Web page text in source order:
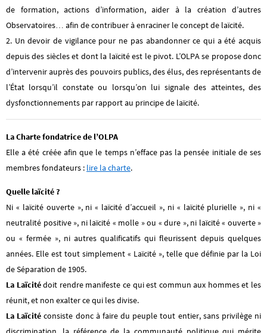
de formation, actions d’information, aider à la création d’autres
Observatoires… afin de contribuer à enraciner le concept de laïcité.
2. Un devoir de vigilance pour ne pas abandonner ce qui a été acquis
depuis des siècles et dont la laïcité est le pivot. L’OLPA se propose donc
d’intervenir auprès des pouvoirs publics, des élus, des représentants de
l’État lorsqu’il constate ou lorsqu’on lui signale des atteintes, des
dysfonctionnements par rapport au principe de laïcité.
La Charte fondatrice de l’OLPA
Elle a été créée afin que le temps n’efface pas la pensée initiale de ses
membres fondateurs : lire la charte.
Quelle laïcité ?
Ni « laïcité ouverte », ni « laïcité d’accueil », ni « laïcité plurielle », ni «
neutralité positive », ni laïcité « molle » ou « dure », ni laïcité « ouverte »
ou « fermée », ni autres qualificatifs qui fleurissent depuis quelques
années. Elle est tout simplement « Laïcité », telle que définie par la Loi
de Séparation de 1905.
La Laïcitédoit rendre manifeste ce qui est commun aux hommes et les
réunit, et non exalter ce qui les divise.
La Laïcité consiste donc à faire du peuple tout entier, sans privilège ni